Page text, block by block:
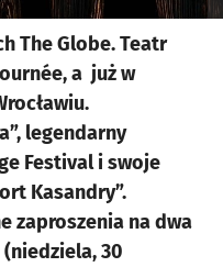
The Globe. Teatr
a już w
legendarny
Festival i swoje
Kasandry”.
zaproszenia na dwa
30